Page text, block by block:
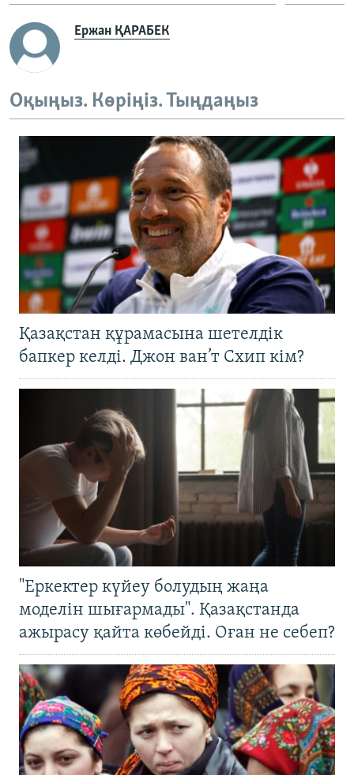
Ержан ҚАРАБЕК
Оқыңыз. Көріңіз. Тыңдаңыз
Қазақстан құрамасына шетелдік
бапкер келді. Джон ван’т Схип кім?
"Еркектер күйеу болудың жаңа
моделін шығармады". Қазақстанда
ажырасу қайта көбейді. Оған не себеп?